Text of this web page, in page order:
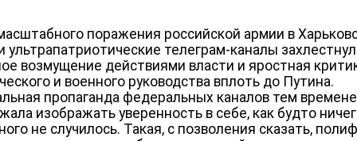
поражения российской армии в
ультрапатриотические телеграм-каналы
возмущение действиями власти и яростная
и военного руководства вплоть до Путина.
пропаганда федеральных каналов тем
изображать уверенность в себе, как будто
не случилось. Такая, с позволения сказать,